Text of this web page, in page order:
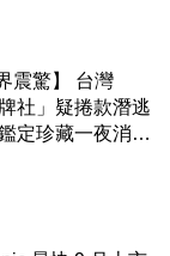
震驚】 台灣
社」疑捲款潛逃
定珍藏一夜消失